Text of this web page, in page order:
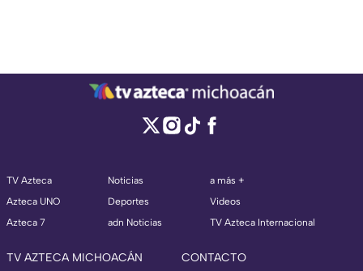
TV Azteca
Azteca UNO
Azteca 7
Noticias
Deportes
adn Noticias
a más +
Videos
TV Azteca Internacional
TV AZTECA MICHOACÁN CONTACTO